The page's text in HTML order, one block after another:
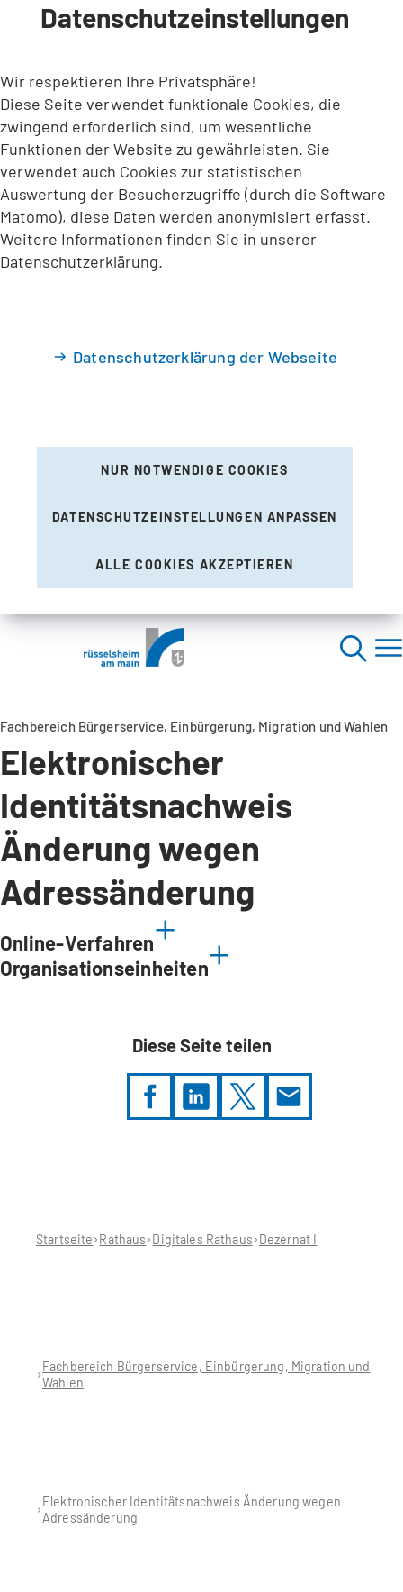
INHALT ANSPRINGEN
Datenschutzeinstellungen
Wir respektieren Ihre Privatsphäre!
Diese Seite verwendet funktionale Cookies, die
zwingend erforderlich sind, um wesentliche
Funktionen der Website zu gewährleisten. Sie
verwendet auch Cookies zur statistischen
Auswertung der Besucherzugriffe (durch die Software
Matomo), diese Daten werden anonymisiert erfasst.
Weitere Informationen finden Sie in unserer
Datenschutzerklärung.
Datenschutzerklärung der Webseite
NUR NOTWENDIGE COOKIES
DATENSCHUTZEINSTELLUNGEN ANPASSEN
ALLE COOKIES AKZEPTIEREN
Fachbereich Bürgerservice, Einbürgerung, Migration und Wahlen
Elektronischer
Identitätsnachweis
Änderung wegen
Adressänderung
Online-Verfahren
Organisationseinheiten
Diese Seite teilen
hier:Startseite Rathaus Digitales Rathaus Dezernat I
Fachbereich Bürgerservice, Einbürgerung, Migration und
Wahlen
Elektronischer Identitätsnachweis Änderung wegen
Adressänderung